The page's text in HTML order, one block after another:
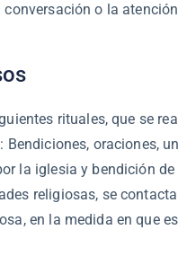
o la
rituales, que se
oraciones,
la iglesia y bendición
religiosas, se
en la medida en que